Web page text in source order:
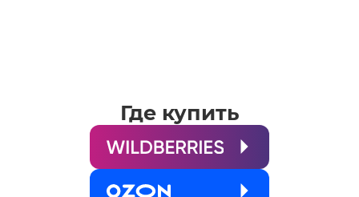
Где купить